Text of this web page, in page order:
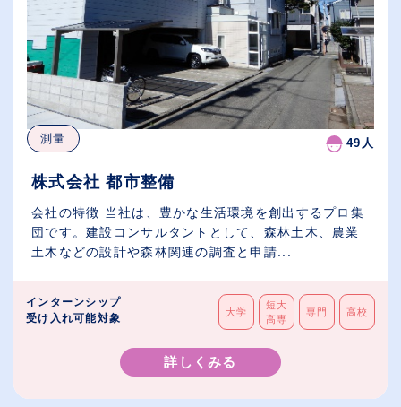
測量 49人
株式会社 都市整備
会社の特徴 当社は、豊かな生活環境を創出するプロ集
団です。建設コンサルタントとして、森林土木、農業
土木などの設計や森林関連の調査と申請...
インターンシップ
受け入れ可能対象
大学
短大
高専
専門 高校
詳しくみる